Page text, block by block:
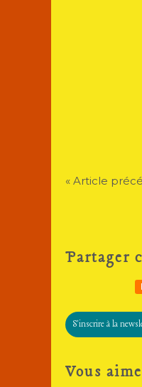
« Article
Partager
S'inscrire à la
Vous